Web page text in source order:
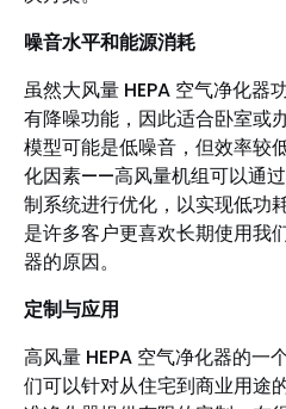
噪音水平和能源消耗
虽然大风量 HEPA 空气净化器
有降噪功能，因此适合卧室或
模型可能是低噪音，但效率较
化因素——高风量机组可以通
制系统进行优化，以实现低功
是许多客户更喜欢长期使用我
器的原因。
定制与应用
高风量 HEPA 空气净化器的一
们可以针对从住宅到商业用途